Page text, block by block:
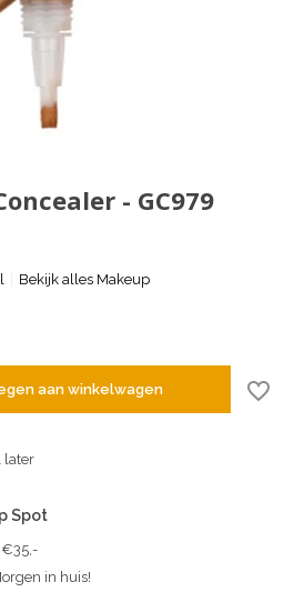
- GC979
Bekijk alles Makeup
aan winkelwagen
later
Spot
€35,-
in huis!